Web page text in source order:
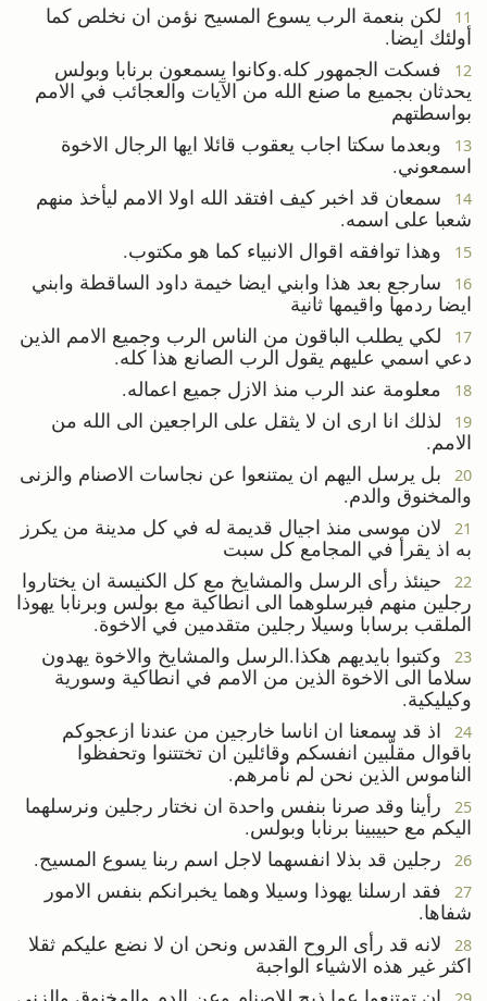
11
لكن بنعمة الرب يسوع المسيح نؤمن ان نخلص كما
أولئك ايضا.
12
فسكت الجمهور كله.وكانوا يسمعون برنابا وبولس
يحدثان بجميع ما صنع الله من الآيات والعجائب في الامم
بواسطتهم
13
وبعدما سكتا اجاب يعقوب قائلا ايها الرجال الاخوة
اسمعوني.
14
سمعان قد اخبر كيف افتقد الله اولا الامم ليأخذ منهم
شعبا على اسمه.
15 وهذا توافقه اقوال الانبياء كما هو مكتوب.
16
سارجع بعد هذا وابني ايضا خيمة داود الساقطة وابني
ايضا ردمها واقيمها ثانية
17
لكي يطلب الباقون من الناس الرب وجميع الامم الذين
دعي اسمي عليهم يقول الرب الصانع هذا كله.
18 معلومة عند الرب منذ الازل جميع اعماله.
19
لذلك انا ارى ان لا يثقل على الراجعين الى الله من
الامم.
20
بل يرسل اليهم ان يمتنعوا عن نجاسات الاصنام والزنى
والمخنوق والدم.
21
لان موسى منذ اجيال قديمة له في كل مدينة من يكرز
به اذ يقرأ في المجامع كل سبت
22
حينئذ رأى الرسل والمشايخ مع كل الكنيسة ان يختاروا
رجلين منهم فيرسلوهما الى انطاكية مع بولس وبرنابا يهوذا
الملقب برسابا وسيلا رجلين متقدمين في الاخوة.
23
وكتبوا بايديهم هكذا.الرسل والمشايخ والاخوة يهدون
سلاما الى الاخوة الذين من الامم في انطاكية وسورية
وكيليكية.
24
اذ قد سمعنا ان اناسا خارجين من عندنا ازعجوكم
باقوال مقلّبين انفسكم وقائلين ان تختتنوا وتحفظوا
الناموس الذين نحن لم نأمرهم.
25
رأينا وقد صرنا بنفس واحدة ان نختار رجلين ونرسلهما
اليكم مع حبيبينا برنابا وبولس.
26 رجلين قد بذلا انفسهما لاجل اسم ربنا يسوع المسيح.
27
فقد ارسلنا يهوذا وسيلا وهما يخبرانكم بنفس الامور
شفاها.
28
لانه قد رأى الروح القدس ونحن ان لا نضع عليكم ثقلا
اكثر غير هذه الاشياء الواجبة